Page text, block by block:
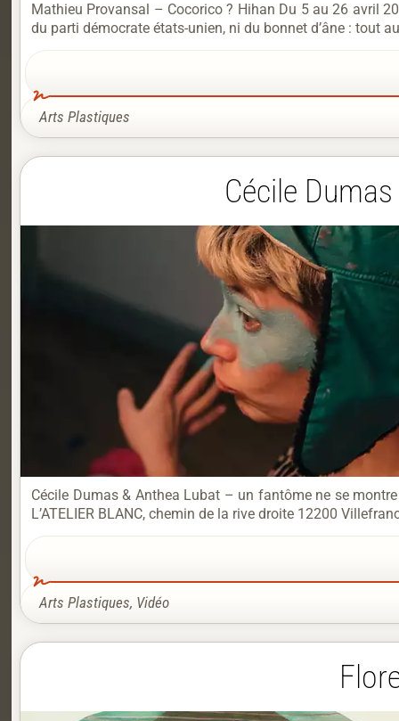
Mathieu Provansal – Cocorico ? Hihan Du 5 au 26 avril
du parti démocrate états-unien, ni du bonnet d’âne : tout
Arts Plastiques
Cécile
Cécile Dumas & Anthea Lubat – un fantôme ne se
L’ATELIER BLANC, chemin de la rive droite 12200
Arts Plastiques, Vidéo